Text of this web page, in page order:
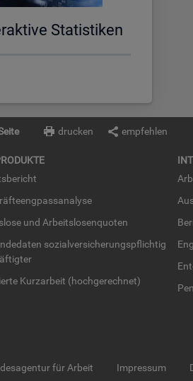
Sta­tis­ti­ken
drucken empfehlen
und Ar­beits­lo­sen­quo­ten
so­zi­al­ver­si­che­rungs­pflich­tig
Kurz­ar­beit (hoch­ge­rech­net)
für Arbeit Impressum